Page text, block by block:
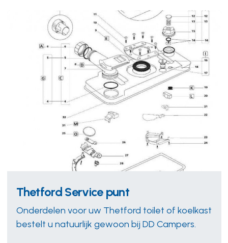
Thetford Service punt
Onderdelen voor uw Thetford toilet of koelkast
bestelt u natuurlijk gewoon bij DD Campers.